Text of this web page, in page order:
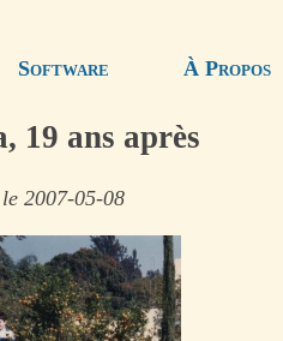
Software À Propos
19 ans après
le 2007-05-08